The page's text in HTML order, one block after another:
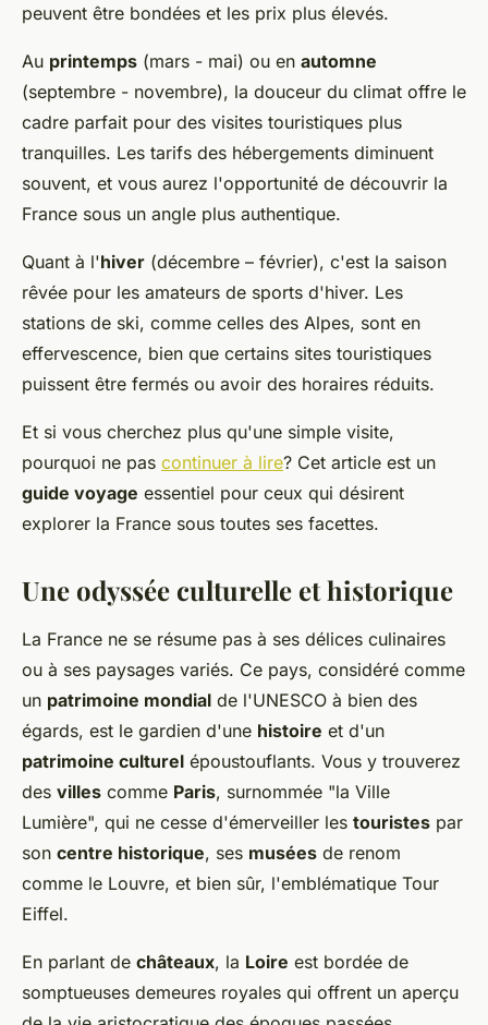
peuvent être bondées et les prix plus élevés.
Au printemps (mars - mai) ou en automne
(septembre - novembre), la douceur du climat offre le
cadre parfait pour des visites touristiques plus
tranquilles. Les tarifs des hébergements diminuent
souvent, et vous aurez l'opportunité de découvrir la
France sous un angle plus authentique.
Quant à l'hiver (décembre – février), c'est la saison
rêvée pour les amateurs de sports d'hiver. Les
stations de ski, comme celles des Alpes, sont en
effervescence, bien que certains sites touristiques
puissent être fermés ou avoir des horaires réduits.
Et si vous cherchez plus qu'une simple visite,
pourquoi ne pas continuer à lire? Cet article est un
guide voyage essentiel pour ceux qui désirent
explorer la France sous toutes ses facettes.
Une odyssée culturelle et historique
La France ne se résume pas à ses délices culinaires
ou à ses paysages variés. Ce pays, considéré comme
un patrimoine mondial de l'UNESCO à bien des
égards, est le gardien d'une histoire et d'un
patrimoine culturel époustouflants. Vous y trouverez
des villes comme Paris, surnommée "la Ville
Lumière", qui ne cesse d'émerveiller les touristes par
son centre historique, ses musées de renom
comme le Louvre, et bien sûr, l'emblématique Tour
Eiffel.
En parlant de châteaux, la Loire est bordée de
somptueuses demeures royales qui offrent un aperçu